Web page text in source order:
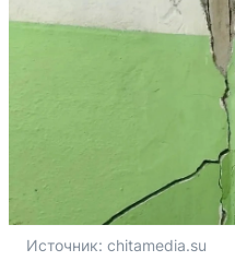
Источник: chitamedia.su